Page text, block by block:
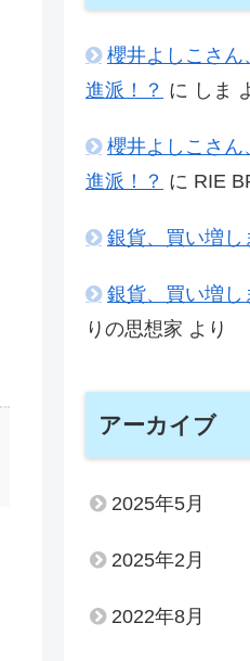
櫻井よしこさん
進派！？ に しま
櫻井よしこさん
進派！？ に RIE
銀貨、買い増し
銀貨、買い増し
りの思想家 より
アーカイブ
2025年5月
2025年2月
2022年8月